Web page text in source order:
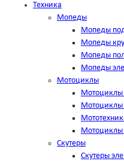
Техника
Мопеды
Мопеды
Мопеды
Мопеды
Мопеды
Мотоциклы
Мотоциклы
Мотоциклы
Скутеры
Скутеры